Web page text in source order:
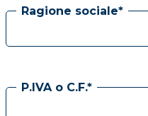
Ragione sociale*
P.IVA o C.F.*